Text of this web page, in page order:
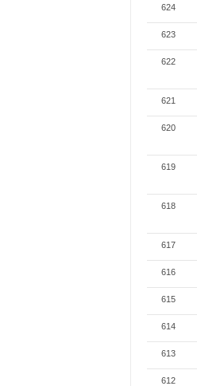
624
623
622
621
620
619
618
617
616
615
614
613
612